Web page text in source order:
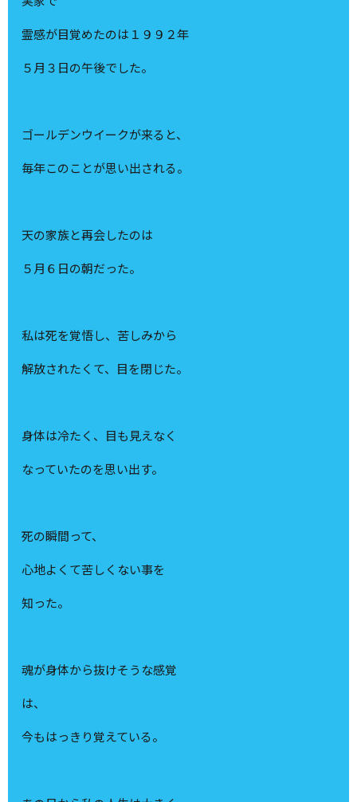
霊感が目覚めたのは１９９２年
５月３日の午後でした。
ゴールデンウイークが来ると、
毎年このことが思い出される。
天の家族と再会したのは
５月６日の朝だった。
私は死を覚悟し、苦しみから
解放されたくて、目を閉じた。
身体は冷たく、目も見えなく
なっていたのを思い出す。
死の瞬間って、
心地よくて苦しくない事を
知った。
魂が身体から抜けそうな感覚
は、
今もはっきり覚えている。